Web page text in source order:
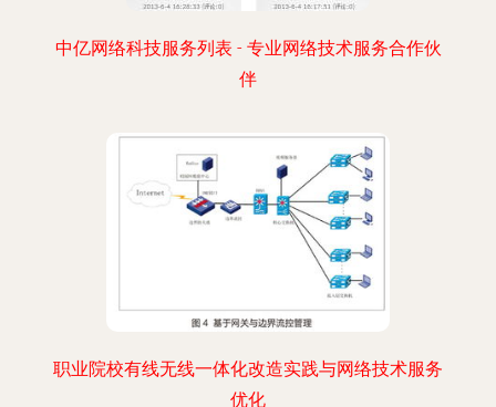
中亿网络科技服务列表 - 专业网络技术服务合作伙
伴
职业院校有线无线一体化改造实践与网络技术服务
优化